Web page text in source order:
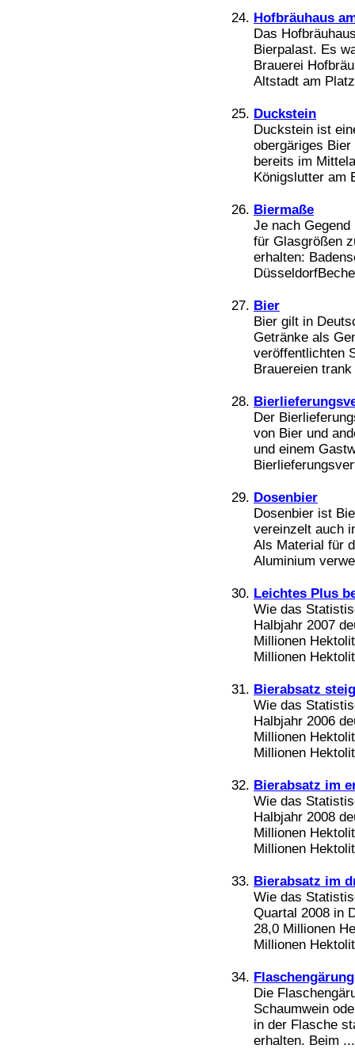
Hofbräuhaus
Das
Bierpalast. Es
Brauerei
Altstadt am
Duckstein
Duckstein ist
obergäriges
bereits im
Königslutter am
Biermaße
Je nach
für Glasgrößen
erhalten:
Bier
Bier gilt in
Getränke als
veröffentlichten
Brauereien
Der
von Bier und
und einem
Dosenbier
Dosenbier ist
vereinzelt auch
Als Material für
Aluminium
Leichtes Plus
Wie das
Halbjahr 2007
Millionen
Millionen
Bierabsatz
Wie das
Halbjahr 2006
Millionen
Millionen
Bierabsatz im
Wie das
Halbjahr 2008
Millionen
Millionen
Bierabsatz im
Wie das
Quartal 2008 in
28,0 Millionen
Millionen
Flaschengärung
Die
Schaumwein
in der Flasche
erhalten. Beim ...